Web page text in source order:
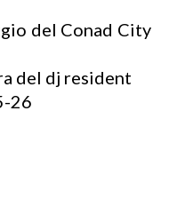
del Conad City
del dj resident
26